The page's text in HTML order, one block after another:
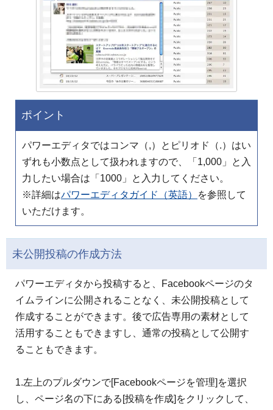
ポイント
パワーエディタではコンマ（,）とピリオド（.）はい
ずれも小数点として扱われますので、「1,000」と入
力したい場合は「1000」と入力してください。
※詳細はパワーエディタガイド（英語）
を参照して
いただけます。
未公開投稿の作成方法
パワーエディタから投稿すると、Facebookページのタ
イムラインに公開されることなく、未公開投稿として
作成することができます。後で広告専用の素材として
活用することもできますし、通常の投稿として公開す
ることもできます。
1.左上のプルダウンで[Facebookページを管理]を選択
し、ページ名の下にある[投稿を作成]をクリックして、